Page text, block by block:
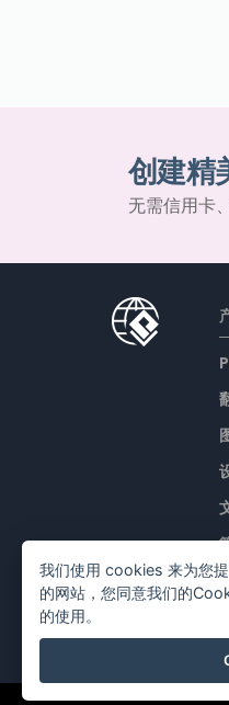
创建精
无需信用卡
我们使用 cookies 来为您
的网站，您同意我们的
的使用。